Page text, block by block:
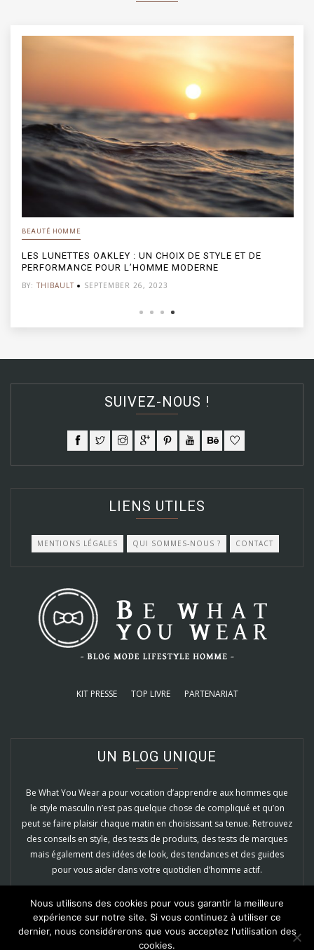
BEAUTÉ HOMME
LES LUNETTES OAKLEY : UN CHOIX DE STYLE ET DE
PERFORMANCE POUR L’HOMME MODERNE
BY: THIBAULT SEPTEMBER 26, 2023
SUIVEZ-NOUS !
LIENS UTILES
MENTIONS LÉGALES QUI SOMMES-NOUS ? CONTACT
KIT PRESSE TOP LIVRE PARTENARIAT
UN BLOG UNIQUE
Be What You Wear a pour vocation d’apprendre aux hommes que
le style masculin n’est pas quelque chose de compliqué et qu’on
peut se faire plaisir chaque matin en choisissant sa tenue. Retrouvez
des conseils en style, des tests de produits, des tests de marques
mais également des idées de look, des tendances et des guides
pour vous aider dans votre quotidien d’homme actif.
Nous utilisons des cookies pour vous garantir la meilleure
expérience sur notre site. Si vous continuez à utiliser ce
dernier, nous considérerons que vous acceptez l'utilisation des
cookies.